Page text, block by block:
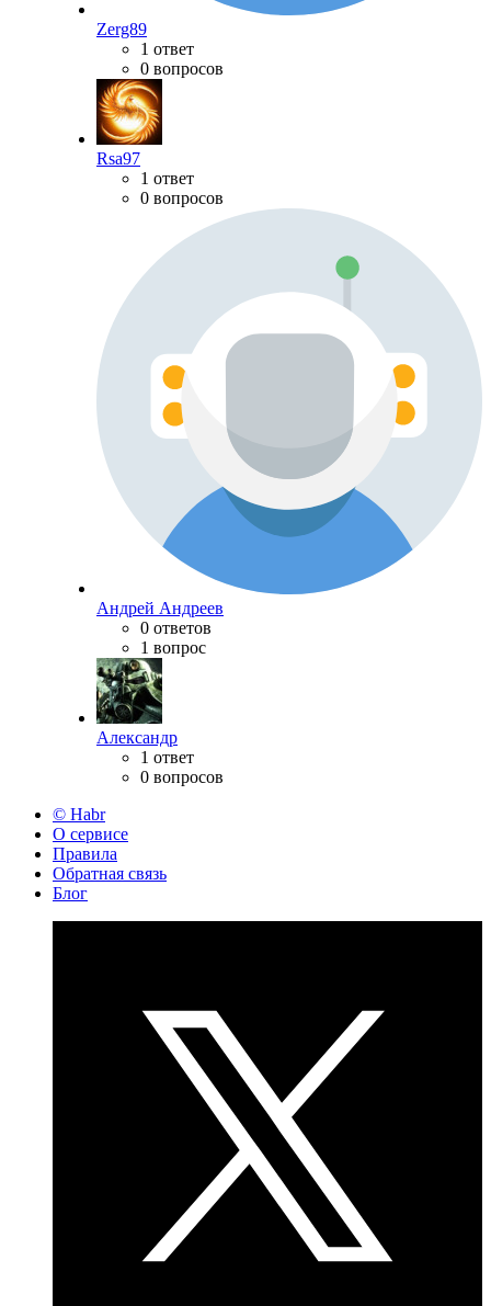
Zerg89
1 ответ
0 вопросов
Rsa97
1 ответ
0 вопросов
Андрей Андреев
0 ответов
1 вопрос
Александр
1 ответ
0 вопросов
© Habr
О сервисе
Правила
Обратная связь
Блог